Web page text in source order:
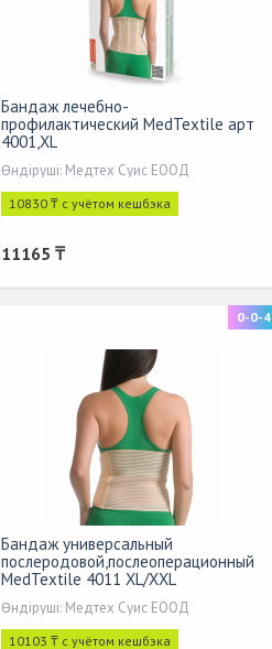
Бандаж лечебно-
профилактический МеdTextile арт
4001,XL
Өндіруші: Медтех Суис ЕООД
10830 ₸ с учётом кешбэка
11165 ₸
0-0-4
Бандаж универсальный
послеродовой,послеоперационный
MedTextile 4011 XL/XXL
Өндіруші: Медтех Суис ЕООД
10103 ₸ с учётом кешбэка